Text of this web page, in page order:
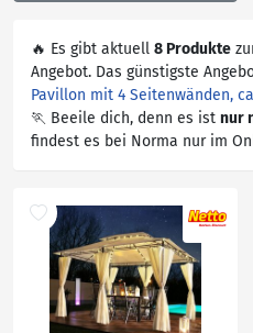
🔥 Es gibt aktuell 8 Produkte
Angebot. Das günstigste
Pavillon mit 4 Seitenwänden,
🏃 Beeile dich, denn es ist nur
findest es bei Norma nur im